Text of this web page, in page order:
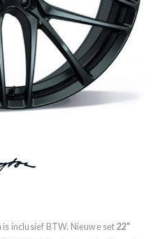
inclusief BTW. Nieuwe set 22"